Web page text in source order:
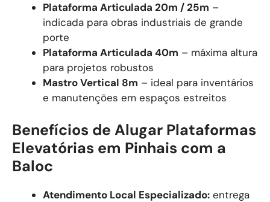
Plataforma Articulada 20m / 25m –
indicada para obras industriais de grande
porte
Plataforma Articulada 40m – máxima altura
para projetos robustos
Mastro Vertical 8m – ideal para inventários
e manutenções em espaços estreitos
Benefícios de Alugar Plataformas
Elevatórias em Pinhais com a
Baloc
Atendimento Local Especializado: entrega